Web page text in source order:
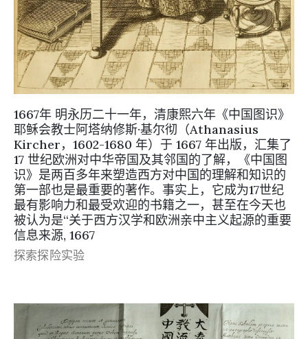
1667年 明永历二十一年，清康熙六年《中国图识》
耶稣会教士阿塔纳修斯·基尔彻（Athanasius
Kircher，1602-1680 年）于 1667 年出版，汇集了
17 世纪欧洲对中华帝国及其邻国的了解，《中国图
识》是两百多年来塑造西方对中国的理解和知识的
第一部也是最重要的著作。事实上，它成为17世纪
最有影响力和最受欢迎的书籍之一，甚至在今天也
被认为是“关于西方汉学和欧洲亲中主义起源的重要
信息来源, 1667
探索探险实验